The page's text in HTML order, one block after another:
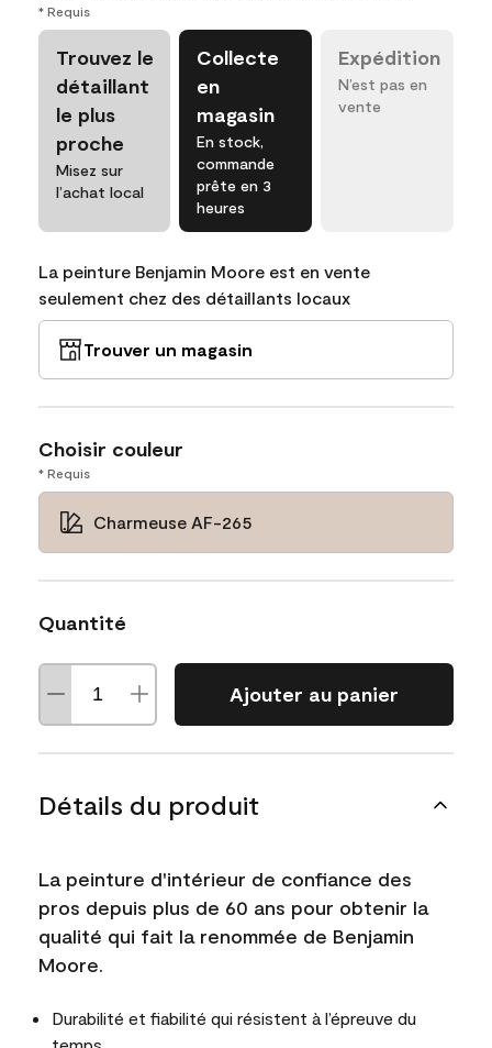
* Requis
Trouvez le
détaillant
le plus
proche
Misez sur
l’achat local
Collecte
en
magasin
En stock,
commande
prête en 3
heures
Expédition
N’est pas en
vente
La peinture Benjamin Moore est en vente
seulement chez des détaillants locaux
Trouver un magasin
Choisir couleur
* Requis
Charmeuse AF-265
Quantité
Ajouter au panier
Détails du produit
La peinture d'intérieur de confiance des
pros depuis plus de 60 ans pour obtenir la
qualité qui fait la renommée de Benjamin
Moore.
Durabilité et fiabilité qui résistent à l’épreuve du
temps